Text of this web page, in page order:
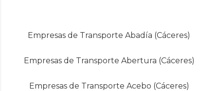
Empresas de Transporte Abadía (Cáceres)
Empresas de Transporte Abertura (Cáceres)
Empresas de Transporte Acebo (Cáceres)